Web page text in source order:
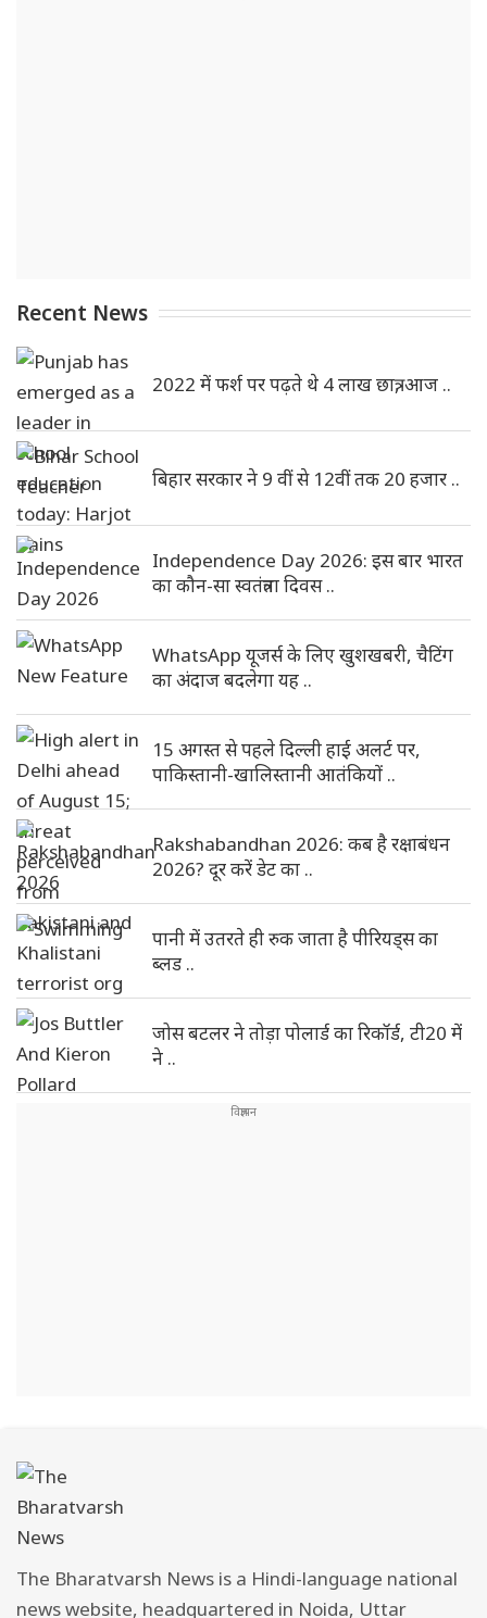
Recent News
2022 में फर्श पर पढ़ते थे 4 लाख छात्र, आज ..
बिहार सरकार ने 9 वीं से 12वीं तक 20 हजार ..
Independence Day 2026: इस बार भारत
का कौन-सा स्वतंत्रता दिवस ..
WhatsApp यूजर्स के लिए खुशखबरी, चैटिंग
का अंदाज बदलेगा यह ..
15 अगस्त से पहले दिल्ली हाई अलर्ट पर,
पाकिस्तानी-खालिस्तानी आतंकियों ..
Rakshabandhan 2026: कब है रक्षाबंधन
2026? दूर करें डेट का ..
पानी में उतरते ही रुक जाता है पीरियड्स का
ब्लड ..
जोस बटलर ने तोड़ा पोलार्ड का रिकॉर्ड, टी20 में
ने ..
The Bharatvarsh News is a Hindi-language national
news website, headquartered in Noida, Uttar